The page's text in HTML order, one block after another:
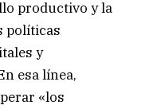
productivo y la
políticas
y
esa línea,
«los